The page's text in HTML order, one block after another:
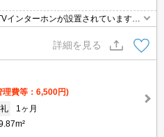
インターホンが設置されています。
ストイレ別なので浴室のスペースを
付きの物件です。電気コンロをご利
詳細を見る
理費等：6,500円)
礼
1ヶ月